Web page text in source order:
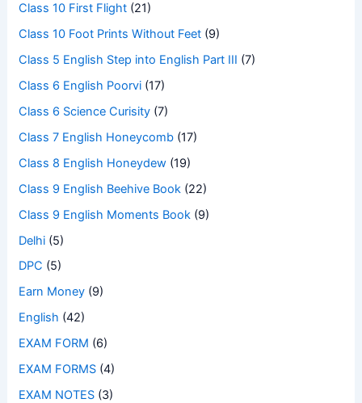
Class 10 First Flight (21)
Class 10 Foot Prints Without Feet (9)
Class 5 English Step into English Part III (7)
Class 6 English Poorvi (17)
Class 6 Science Curisity (7)
Class 7 English Honeycomb (17)
Class 8 English Honeydew (19)
Class 9 English Beehive Book (22)
Class 9 English Moments Book (9)
Delhi (5)
DPC (5)
Earn Money (9)
English (42)
EXAM FORM (6)
EXAM FORMS (4)
EXAM NOTES (3)